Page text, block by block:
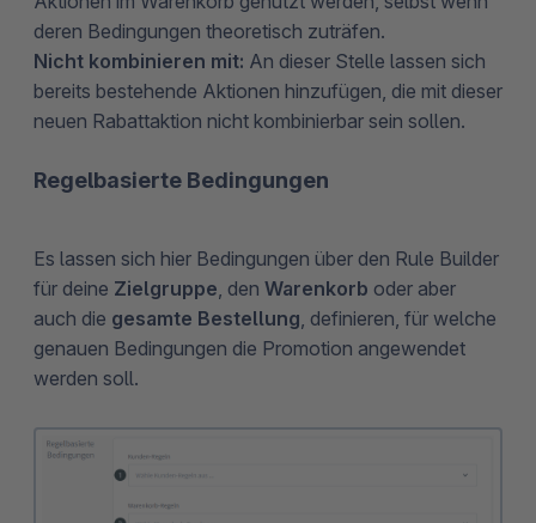
deren Bedingungen theoretisch zuträfen.
Nicht kombinieren mit: An dieser Stelle lassen sich
bereits bestehende Aktionen hinzufügen, die mit dieser
neuen Rabattaktion nicht kombinierbar sein sollen.
Regelbasierte Bedingungen
Es lassen sich hier Bedingungen über den Rule Builder
für deine Zielgruppe , den Warenkorb oder aber
auch die gesamte Bestellung , definieren, für welche
genauen Bedingungen die Promotion angewendet
werden soll.